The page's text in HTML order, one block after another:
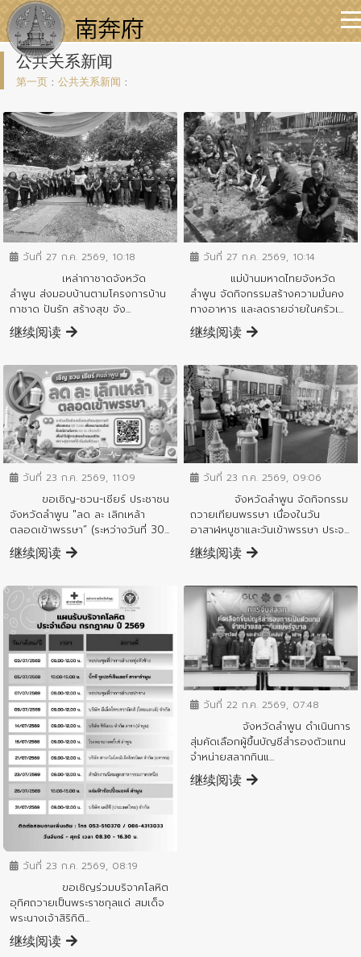
公共关系新闻
第一页 : 公共关系新闻 :
ข่าวประชาสัมพันธ์
วันที่ 27 ก.ค. 2569, 10:18
เหล่ากาชาดจังหวัด
ลำพูน ส่งมอบบ้านตามโครงการบ้าน
กาชาด ปันรัก สร้างสุข จัง...
继续阅读
ข่าวประชาสัมพันธ์
วันที่ 27 ก.ค. 2569, 10:14
แม่บ้านมหาดไทยจังหวัด
ลำพูน จัดกิจกรรมสร้างความมั่นคง
ทางอาหาร และลดรายจ่ายในครัวเ...
继续阅读
ข่าวประชาสัมพันธ์
วันที่ 23 ก.ค. 2569, 11:09
ขอเชิญ-ชวน-เชียร์ ประชาชน
จังหวัดลำพูน "ลด ละ เลิกเหล้า
ตลอดเข้าพรรษา” (ระหว่างวันที่ 30...
继续阅读
ข่าวประชาสัมพันธ์
วันที่ 23 ก.ค. 2569, 09:06
จังหวัดลำพูน จัดกิจกรรม
ถวายเทียนพรรษา เนื่องในวัน
อาสาฬหบูชาและวันเข้าพรรษา ประจ...
继续阅读
ข่าวประชาสัมพันธ์
วันที่ 23 ก.ค. 2569, 08:19
ขอเชิญร่วมบริจาคโลหิต
อุทิศถวายเป็นพระราชกุลแด่ สมเด็จ
พระนางเจ้าสิริกิติ...
继续阅读
ข่าวประชาสัมพันธ์
วันที่ 22 ก.ค. 2569, 07:48
จังหวัดลำพูน ดำเนินการ
สุ่มคัดเลือกผู้ขึ้นบัญชีสำรองตัวแทน
จำหน่ายสลากกินแ...
继续阅读